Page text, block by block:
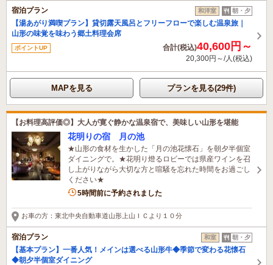
宿泊プラン 和洋室 朝・夕
【湯あがり満喫プラン】貸切露天風呂とフリーフローで楽しむ温泉旅｜
山形の味覚を味わう郷土料理会席
ポイントUP 合計(税込)40,600円～
20,300円～/人(税込)
MAPを見る プランを見る(29件)
【お料理高評価◎】大人が寛ぐ静かな温泉宿で、美味しい山形を堪能
花明りの宿 月の池
★山形の食材を生かした「月の池花懐石」を朝夕半個室
ダイニングで。★花明り燈るロビーでは県産ワインを召
し上がりながら大切な方と喧騒を忘れた時間をお過ごし
ください★
1名がこの宿を見ています
5時間前に予約されました
お車の方：東北中央自動車道山形上山ＩＣより１０分
宿泊プラン 和室 朝・夕
【基本プラン】一番人気！メインは選べる山形牛◆季節で変わる花懐石
◆朝夕半個室ダイニング